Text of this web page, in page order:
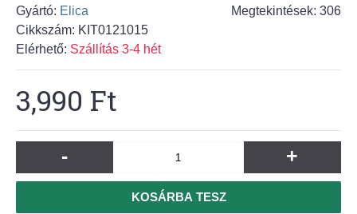
Megtekintések: 306
Gyártó: Elica
Cikkszám: KIT0121015
Elérhető: Szállítás 3-4 hét
3,990 Ft
- +
KOSÁRBA TESZ